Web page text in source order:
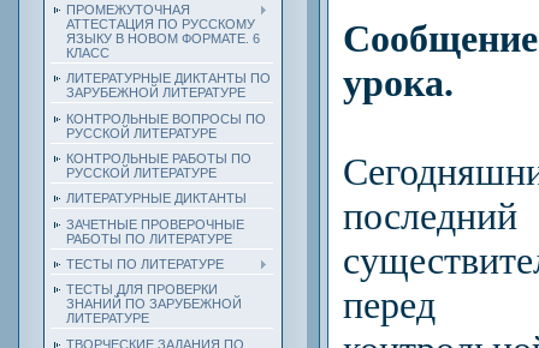
ПРОМЕЖУТОЧНАЯ
АТТЕСТАЦИЯ ПО РУССКОМУ
ЯЗЫКУ В НОВОМ ФОРМАТЕ. 6
КЛАСС
ЛИТЕРАТУРНЫЕ ДИКТАНТЫ ПО
ЗАРУБЕЖНОЙ ЛИТЕРАТУРЕ
КОНТРОЛЬНЫЕ ВОПРОСЫ ПО
РУССКОЙ ЛИТЕРАТУРЕ
КОНТРОЛЬНЫЕ РАБОТЫ ПО
РУССКОЙ ЛИТЕРАТУРЕ
ЛИТЕРАТУРНЫЕ ДИКТАНТЫ
ЗАЧЕТНЫЕ ПРОВЕРОЧНЫЕ
РАБОТЫ ПО ЛИТЕРАТУРЕ
ТЕСТЫ ПО ЛИТЕРАТУРЕ
ТЕСТЫ ДЛЯ ПРОВЕРКИ
ЗНАНИЙ ПО ЗАРУБЕЖНОЙ
ЛИТЕРАТУРЕ
ТВОРЧЕСКИЕ ЗАДАНИЯ ПО
урока.
перед